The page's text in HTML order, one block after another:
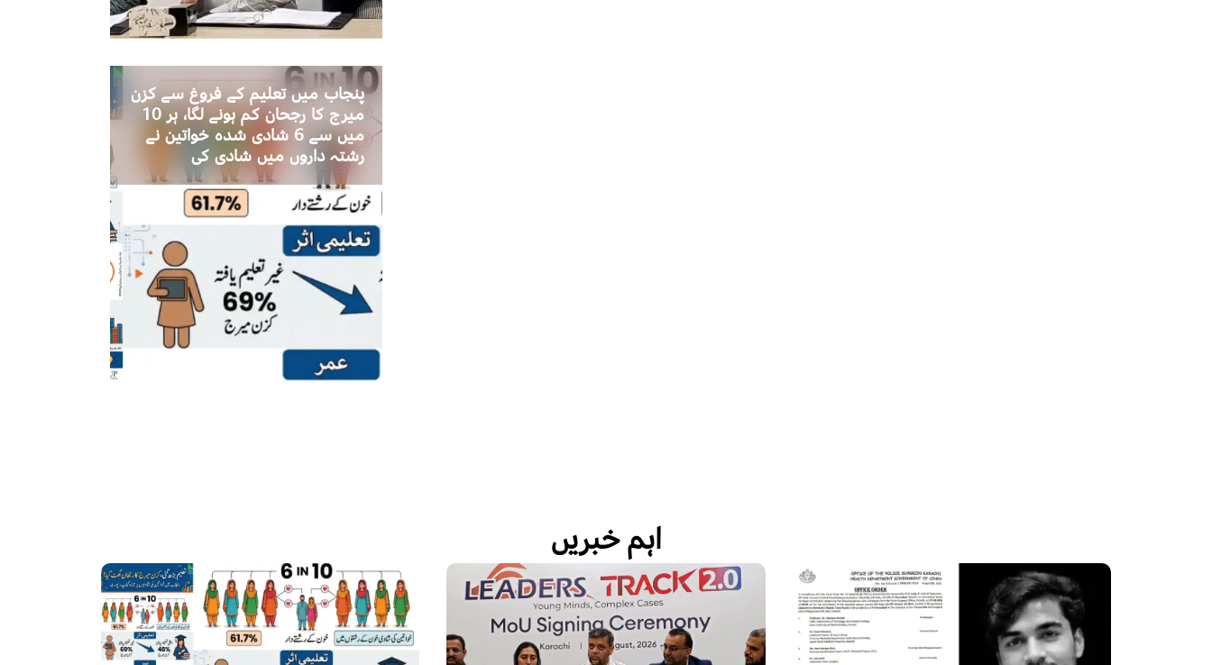
پنجاب میں تعلیم کے فروغ سے کزن
میرج کا رجحان کم ہونے لگا، ہر 10
میں سے 6 شادی شدہ خواتین نے
رشتہ داروں میں شادی کی
اہم خبریں